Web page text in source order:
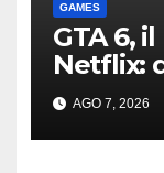
GAMES
GTA 6,
Netflix:
laAGO 7, 2026